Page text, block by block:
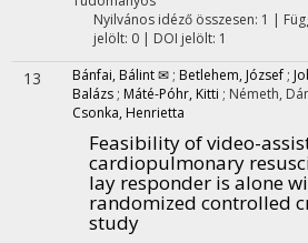
Nyilvános idéző összesen: 1 |
jelölt: 0 | DOI jelölt: 1
13 Bánfai, Bálint ✉ ; Betlehem, József ;
Balázs ; Máté-Póhr, Kitti ; Németh,
Csonka, Henrietta
Feasibility of video-
cardiopulmonary
lay responder is alone
randomized controlled
study